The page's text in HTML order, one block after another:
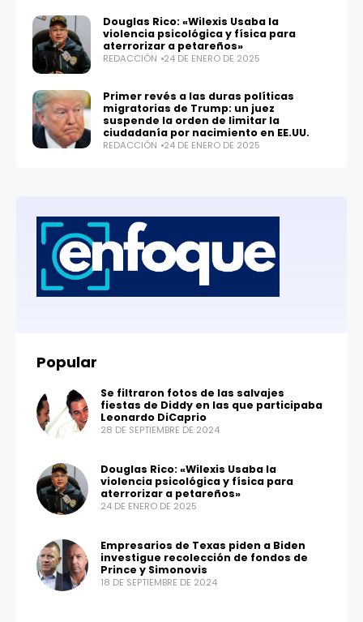
Douglas Rico: «Wilexis Usaba la
violencia psicológica y física para
aterrorizar a petareños»
REDACCIÓN 24 DE ENERO DE 2025
Primer revés a las duras políticas
migratorias de Trump: un juez
suspende la orden de limitar la
ciudadanía por nacimiento en EE.UU.
REDACCIÓN 24 DE ENERO DE 2025
Popular
Se filtraron fotos de las salvajes
fiestas de Diddy en las que participaba
Leonardo DiCaprio
28 DE SEPTIEMBRE DE 2024
Douglas Rico: «Wilexis Usaba la
violencia psicológica y física para
aterrorizar a petareños»
24 DE ENERO DE 2025
Empresarios de Texas piden a Biden
investigue recolección de fondos de
Prince y Simonovis
18 DE SEPTIEMBRE DE 2024